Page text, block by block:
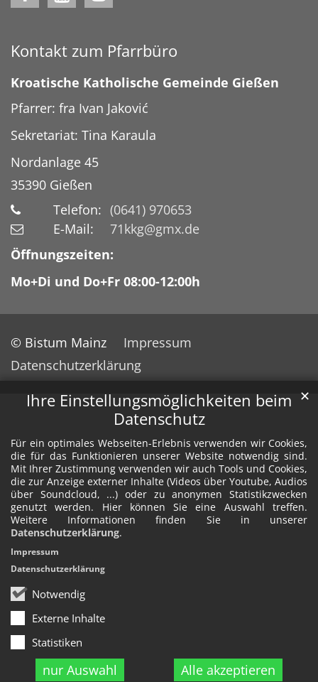
Ihre Einstellungsmöglichkeiten beim
Datenschutz
Für ein optimales Webseiten-Erlebnis verwenden wir Cookies,
die für das Funktionieren unserer Website notwendig sind.
Mit Ihrer Zustimmung verwenden wir auch Tools und Cookies,
die zur Anzeige externer Inhalte (Videos über Youtube, Audios
über Soundcloud, ...) oder zu anonymen Statistikzwecken
genutzt werden. Hier können Sie eine Auswahl treffen.
Weitere Informationen finden Sie in unserer
Datenschutzerklärung.
Notwendig
Externe Inhalte
Statistiken
nur Auswahl Alle akzeptieren
✕
Impressum
Datenschutzerklärung
Kontakt zum Pfarrbüro
Kroatische Katholische Gemeinde Gießen
Pfarrer: fra Ivan Jaković
Sekretariat: Tina Karaula
Nordanlage 45
35390 Gießen
Telefon: (0641) 970653
E-Mail:
71kkg@gmx.de
Öffnungszeiten:
Mo+Di und Do+Fr 08:00-12:00h
© Bistum Mainz
Impressum
Datenschutzerklärung